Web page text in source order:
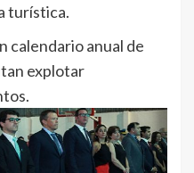
turística.
calendario anual de
explotar